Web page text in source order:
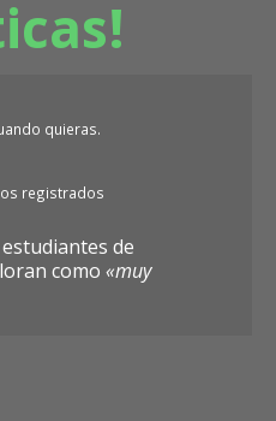
quieras.
registrados
de
como «muy